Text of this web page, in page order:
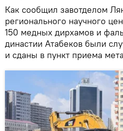
Как сообщил завотделом
регионального научного
150 медных дирхамов и
династии Атабеков были
и сданы в пункт приема